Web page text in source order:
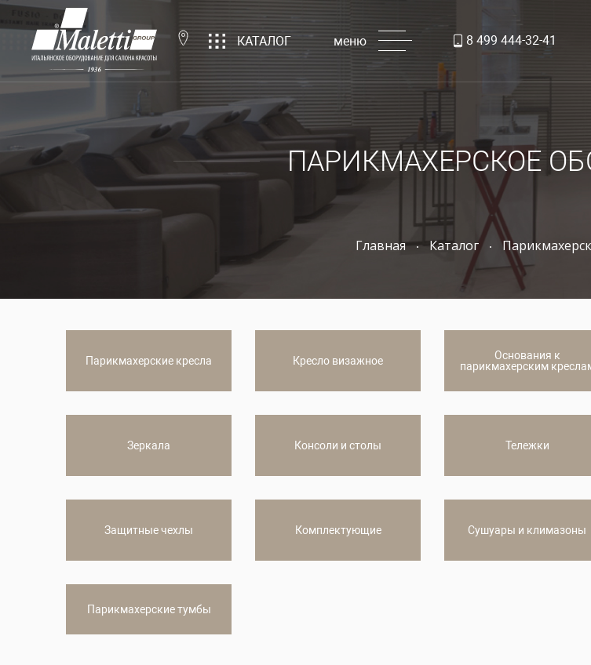
КАТАЛОГ меню 8 499 444-32-41
ПАРИКМАХЕРСКОЕ
Главная Каталог
Парикмахерские кресла Кресло визажное
Основания к
парикмахерским
Зеркала Консоли и столы Тележки
Защитные чехлы Комплектующие Сушуары и климазоны
Парикмахерские тумбы